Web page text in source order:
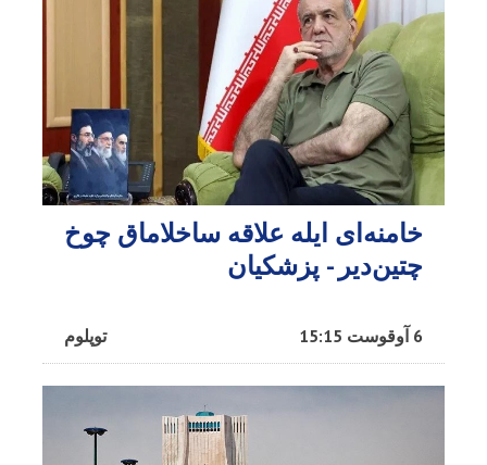
خامنه‌ای ایله علاقه ساخلاماق چوخ
چتین‌دیر - پزشکیان
توپلوم 6 آوقوست 15:15